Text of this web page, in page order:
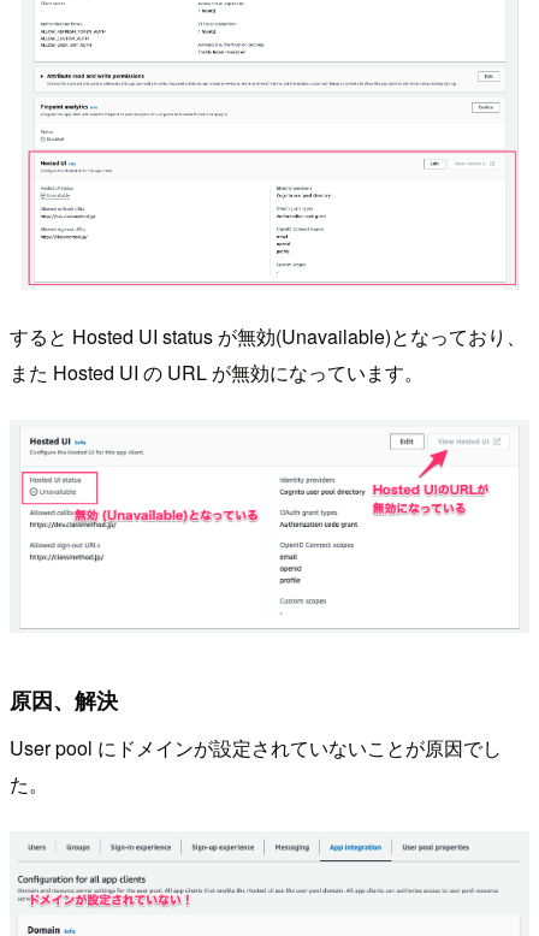
すると Hosted UI status が無効(Unavailable)となっており、
また Hosted UI の URL が無効になっています。
原因、解決
User pool にドメインが設定されていないことが原因でし
た。